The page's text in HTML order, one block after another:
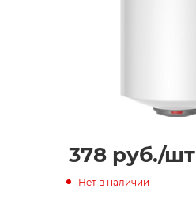
378 руб./шт
Нет в наличии